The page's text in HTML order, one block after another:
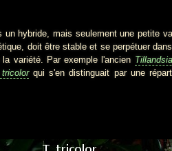
mais seulement une petite
doit être stable et se perpétuer
variété. Par exemple l'ancien
qui s'en distinguait par une